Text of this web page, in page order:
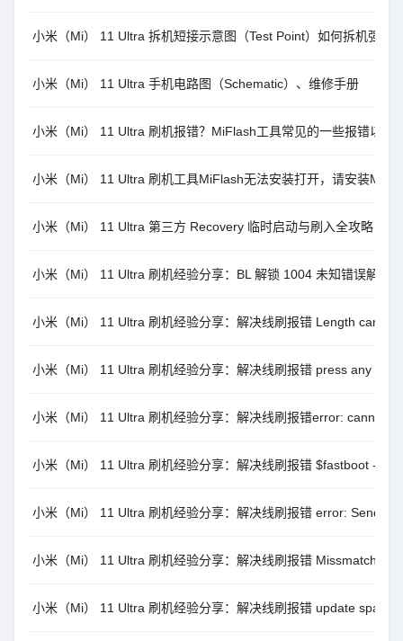
小米（Mi） 11 Ultra 拆机短接示意图（Test Point）如何拆机强进
小米（Mi） 11 Ultra 手机电路图（Schematic）、维修手册
小米（Mi） 11 Ultra 刷机报错？MiFlash工具常见的一些报错以及
小米（Mi） 11 Ultra 刷机工具MiFlash无法安装打开，请安装
小米（Mi） 11 Ultra 第三方 Recovery 临时启动与刷入全攻略
小米（Mi） 11 Ultra 刷机经验分享：BL 解锁 1004 未知错误解决
小米（Mi） 11 Ultra 刷机经验分享：解决线刷报错 Length
小米（Mi） 11 Ultra 刷机经验分享：解决线刷报错 press any key
小米（Mi） 11 Ultra 刷机经验分享：解决线刷报错error: cannot
小米（Mi） 11 Ultra 刷机经验分享：解决线刷报错 $fastboot -s
小米（Mi） 11 Ultra 刷机经验分享：解决线刷报错 error: Sending
小米（Mi） 11 Ultra 刷机经验分享：解决线刷报错 Missmatching
小米（Mi） 11 Ultra 刷机经验分享：解决线刷报错 update sparse